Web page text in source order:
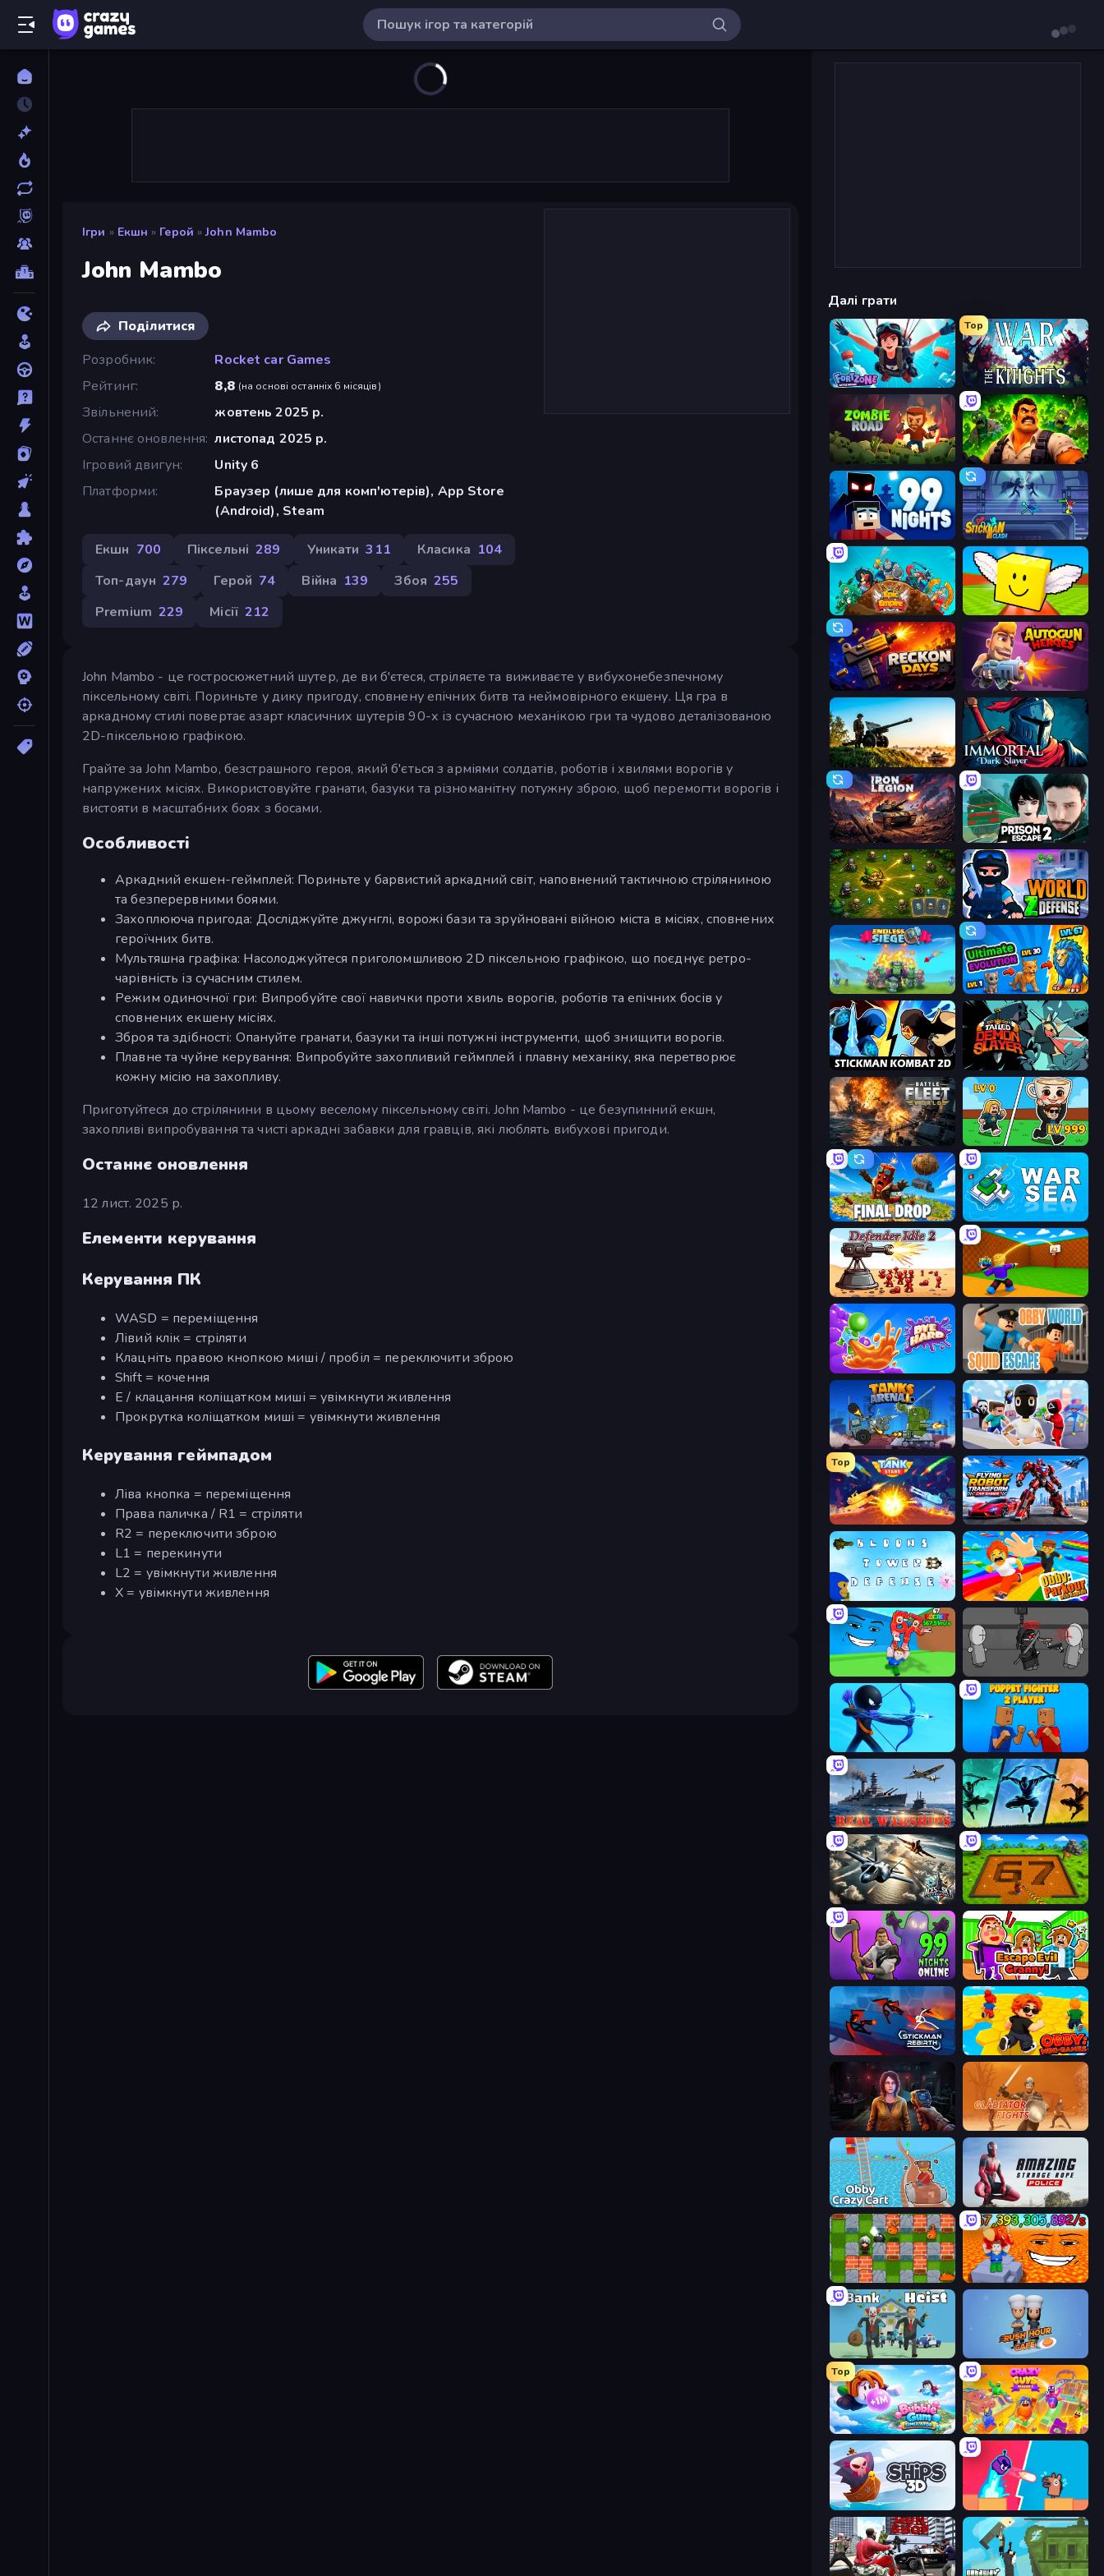
Ігри » Екшн » Герой » John Mambo
John Mambo
Поділитися
Розробник
Rocket car Games
Рейтинг
8,8 (на основі останніх 6 місяців)
Звільнений
жовтень 2025 р.
Останнє оновлення листопад 2025 р.
Ігровий двигун
Unity 6
Платформи
Браузер (лише для комп'ютерів), App Store
(Android), Steam
Екшн 700 Піксельні 289 Уникати 311 Класика 104
Топ-даун 279 Герой 74 Війна 139 Збоя 255
Premium 229 Місії 212
John Mambo - це гостросюжетний шутер, де ви б'єтеся, стріляєте та виживаєте у вибухонебезпечному
піксельному світі. Пориньте у дику пригоду, сповнену епічних битв та неймовірного екшену. Ця гра в
аркадному стилі повертає азарт класичних шутерів 90-х із сучасною механікою гри та чудово деталізованою
2D-піксельною графікою.
Грайте за John Mambo, безстрашного героя, який б'ється з арміями солдатів, роботів і хвилями ворогів у
напружених місіях. Використовуйте гранати, базуки та різноманітну потужну зброю, щоб перемогти ворогів і
вистояти в масштабних боях з босами.
Особливості
Аркадний екшен-геймплей: Пориньте у барвистий аркадний світ, наповнений тактичною стріляниною
та безперервними боями.
Захоплююча пригода: Досліджуйте джунглі, ворожі бази та зруйновані війною міста в місіях, сповнених
героїчних битв.
Мультяшна графіка: Насолоджуйтеся приголомшливою 2D піксельною графікою, що поєднує ретро-
чарівність із сучасним стилем.
Режим одиночної гри: Випробуйте свої навички проти хвиль ворогів, роботів та епічних босів у
сповнених екшену місіях.
Зброя та здібності: Опануйте гранати, базуки та інші потужні інструменти, щоб знищити ворогів.
Плавне та чуйне керування: Випробуйте захопливий геймплей і плавну механіку, яка перетворює
кожну місію на захопливу.
Приготуйтеся до стрілянини в цьому веселому піксельному світі. John Mambo - це безупинний екшн,
захопливі випробування та чисті аркадні забавки для гравців, які люблять вибухові пригоди.
Останнє оновлення
12 лист. 2025 р.
Елементи керування
Керування ПК
WASD = переміщення
Лівий клік = стріляти
Клацніть правою кнопкою миші / пробіл = переключити зброю
Shift = кочення
E / клацання коліщатком миші = увімкнути живлення
Прокрутка коліщатком миші = увімкнути живлення
Керування геймпадом
Ліва кнопка = переміщення
Права паличка / R1 = стріляти
R2 = переключити зброю
L1 = перекинути
L2 = увімкнути живлення
X = увімкнути живлення
Далі грати
Fortzone Battle Royale
Top
War the Knights
Zombie Road Zombie Lab Escape
99 Nights (Bloxd.io) Stickman Clash
Epic Empire: Tower Defense Lucky Brainrot Blocks Online
Reckon Days Autogun Heroes
Artillery Vs Tanks Immortal: Dark Slayer
Iron Legion Prison Escape 2
Tiny Ranger World Z Defense - Zombie Defense
Endless Siege Ultimate Evolution
Stickman Kombat 2D Tailed Demon Slayer
Battle Fleet World Brainrot Arena Online
Final Drop War Sea
Defender Idle 2 Throw a Lucky Block
Dye Hard
Tanks Arena io: Craft & Combat
Top
Tank Stars Flying Robot Transform Car Games
Obby: Parkour with Ragdoll
Madness Project Nexus
Archers Random Puppet Fighter 2 Player
Real Warships Shadow Ninja Revenge
Aces of the Sky: Epic Dogfights Obby: Dig Brainrots
99 Nights in the Forest Online Escape Evil Granny!
Stickman Rebirth Obby: Mini-Games
Survival Zone Zombie Outbreak Gladiator Fights
Obby: Crazy Cart Amazing Strange Rope Police
Bomber Friends Escape Lava for Brainrots!
Bank Heist Rush Hour Cafe
Top
Bubble Gum Simulator Crazy Guys
Ships 3D Boom Slingers ReBoom